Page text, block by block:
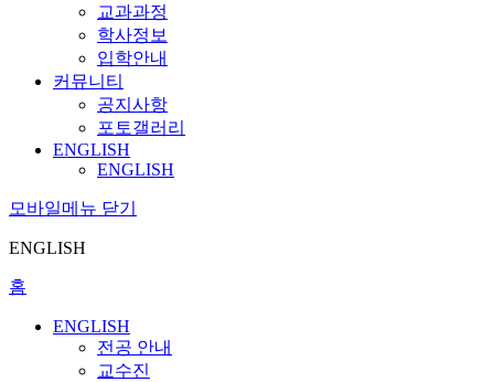
교과과정
학사정보
입학안내
커뮤니티
공지사항
포토갤러리
ENGLISH
ENGLISH
모바일메뉴 닫기
ENGLISH
홈
ENGLISH
전공 안내
교수진